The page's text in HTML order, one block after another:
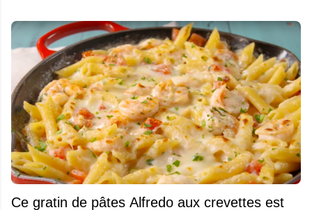
Ce gratin de pâtes Alfredo aux crevettes est